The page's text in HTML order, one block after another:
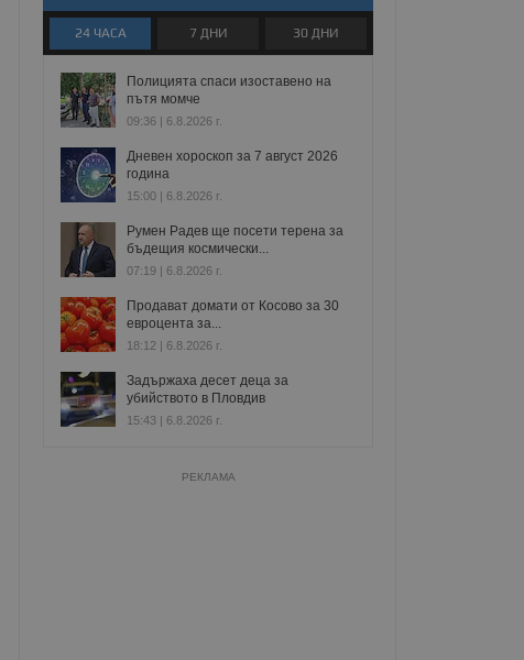
24 ЧАСА 7 ДНИ 30 ДНИ
Полицията спаси изоставено на
пътя момче
09:36 | 6.8.2026 г.
Дневен хороскоп за 7 август 2026
година
15:00 | 6.8.2026 г.
Румен Радев ще посети терена за
бъдещия космически...
07:19 | 6.8.2026 г.
Продават домати от Косово за 30
евроцента за...
18:12 | 6.8.2026 г.
Задържаха десет деца за
убийството в Пловдив
15:43 | 6.8.2026 г.
РЕКЛАМА